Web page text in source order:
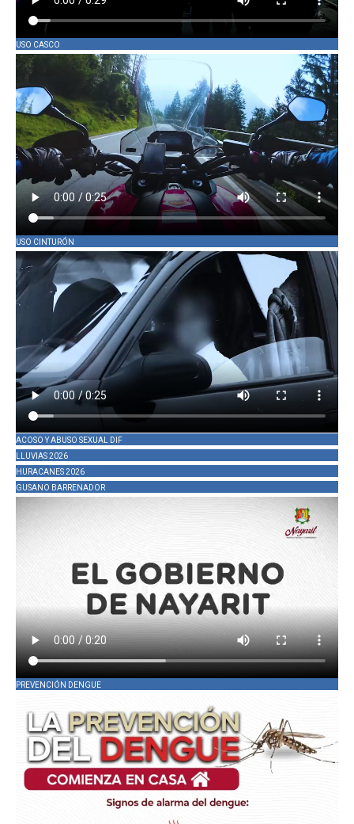
USO CASCO
USO CINTURÓN
ACOSO Y ABUSO SEXUAL DIF
LLUVIAS 2026
HURACANES 2026
GUSANO BARRENADOR
PREVENCIÓN DENGUE